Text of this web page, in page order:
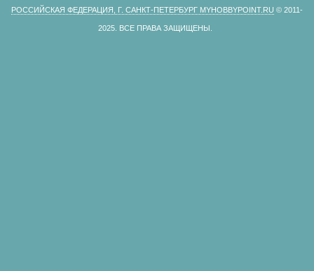
РОССИЙСКАЯ ФЕДЕРАЦИЯ, Г. САНКТ-ПЕТЕРБУРГ MYHOBBYPOINT.RU © 2011-
2025. ВСЕ ПРАВА ЗАЩИЩЕНЫ.